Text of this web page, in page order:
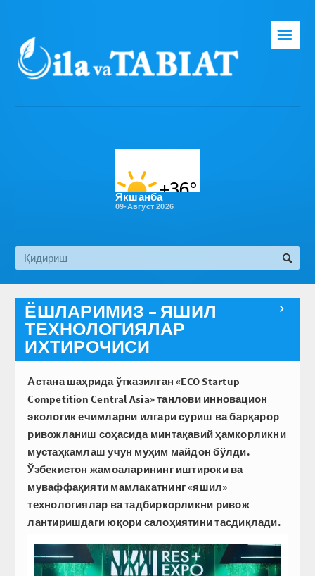
Бош саҳифа
Эко медиа
☰
Якшанба
09-Август 2026

ЁШЛАРИМИЗ – ЯШИЛ
ТЕХНОЛОГИЯЛАР
ИХТИРОЧИСИ
Астана шаҳрида ўтказилган «ECO Startup
Competition Central Asia» танлови инновацион
экологик ечимларни илгари суриш ва барқарор
ривожланиш соҳасида минтақавий ҳамкорликни
мустаҳкамлаш учун муҳим майдон бўлди.
Ўзбекистон жамоаларининг иштироки ва
муваффақияти мамлакатнинг «яшил»
технологиялар ва тадбиркорликни ривож­
лантиришдаги юқори салоҳиятини тасдиқлади.